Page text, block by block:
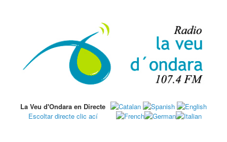
La Veu d'Ondara en Directe
Escoltar directe clic ací